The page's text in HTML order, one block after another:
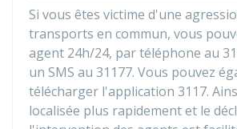
Si vous êtes victime d'une
transports en commun, vous
agent 24h/24, par téléphone au
un SMS au 31177. Vous pouvez
télécharger l'application 3117.
localisée plus rapidement et le